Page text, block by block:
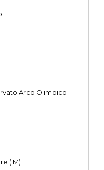
Arco Olimpico
(IM)